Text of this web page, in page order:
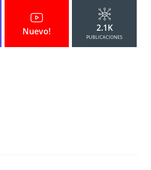
Nuevo! 2.1K
PUBLICACIONES